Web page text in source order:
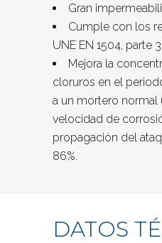
Gran
Cumple con los
UNE EN 1504, parte
Mejora la
cloruros en el
a un mortero normal
velocidad de
propagación del
86%.
DATOS